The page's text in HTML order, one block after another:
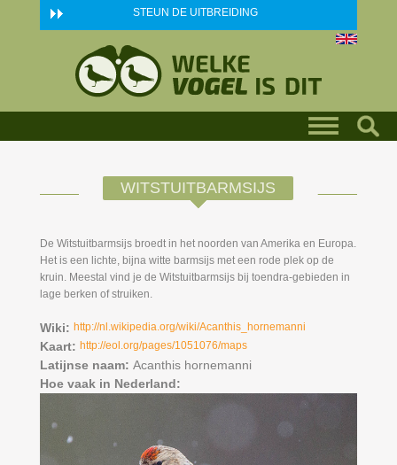
Skip to main content STEUN DE UITBREIDING
WITSTUITBARMSIJS
De Witstuitbarmsijs broedt in het noorden van Amerika en Europa.
Het is een lichte, bijna witte barmsijs met een rode plek op de
kruin. Meestal vind je de Witstuitbarmsijs bij toendra-gebieden in
lage berken of struiken.
Wiki: http://nl.wikipedia.org/wiki/Acanthis_hornemanni
Kaart: http://eol.org/pages/1051076/maps
Latijnse naam: Acanthis hornemanni
Hoe vaak in Nederland: